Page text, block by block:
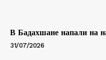
В Бадахшане напали на
31/07/2026